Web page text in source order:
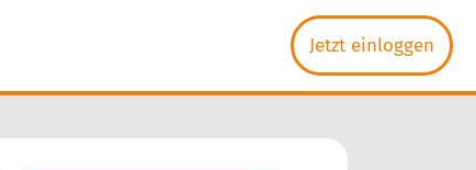
Jetzt einloggen